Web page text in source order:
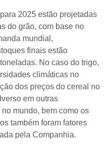
2025 estão projetadas
do grão, com base no
mundial,
finais estão
No caso do trigo,
climáticas no
dos preços do cereal no
em outras
mundo, bem como os
também foram fatores
pela Companhia.